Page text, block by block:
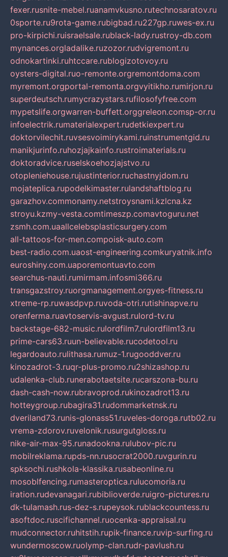
fexer.rusnite-mebel.ruanamvkusno.rutechnosaratov.ru
0sporte.ru9rota-game.rubigbad.ru227gp.ruwes-ex.ru
pro-kirpichi.ruisraelsale.rublack-lady.rustroy-db.com
mynances.orgladalike.ruzozor.rudvigremont.ru
odnokartinki.ruhtccare.rublogizotovoy.ru
oysters-digital.ruo-remonte.orgremontdoma.com
myremont.orgportal-remonta.orgvyitikho.rumirjon.ru
superdeutsch.rumycrazystars.rufilosofyfree.com
mypetslife.orgwarren-buffett.orggreleon.comsp-or.ru
infoelectrik.rumaterialexpert.rudetkiexpert.ru
doktorvilechit.ruvsesvoimirykami.ruinstrumentgid.ru
manikjurinfo.ruhozjajkainfo.rustroimaterials.ru
doktoradvice.ruselskoehozjajstvo.ru
otopleniehouse.rujustinterior.ruchastnyjdom.ru
mojateplica.rupodelkimaster.rulandshaftblog.ru
garazhov.commonamy.netstroysnami.kzlcna.kz
stroyu.kzmy-vesta.comtimeszp.comavtoguru.net
zsmh.com.uaallcelebsplasticsurgery.com
all-tattoos-for-men.compoisk-auto.com
best-radio.com.uaost-engineering.comkuryatnik.info
euroshiny.com.uaporemontuavto.com
searchus-nauti.rumirmam.infosmi366.ru
transgazstroy.ruorgmanagement.orgyes-fitness.ru
xtreme-rp.ruwasdpvp.ruvoda-otri.rutishinapve.ru
orenferma.ruavtoservis-avgust.rulord-tv.ru
backstage-682-music.rulordfilm7.rulordfilm13.ru
prime-cars63.ruun-believable.rucodetool.ru
legardoauto.rulithasa.rumuz-1.rugooddver.ru
kinozadrot-3.ruqr-plus-promo.ru2shizashop.ru
udalenka-club.runerabotaetsite.rucarszona-bu.ru
dash-cash-now.rubravoprod.rukinozadrot13.ru
hotteygroup.rubagira31.rudommarketnsk.ru
dveriland73.runis-glonass51.ruveles-doroga.rutb02.ru
vrema-zdorov.ruvelonik.rusurgutgloss.ru
nike-air-max-95.runadookna.rulubov-pic.ru
mobilreklama.rupds-nn.rusocrat2000.ruvgurin.ru
spksochi.rushkola-klassika.rusabeonline.ru
mosoblfencing.rumasteroptica.rulucomoria.ru
iration.rudevanagari.rubiblioverde.ruigro-pictures.ru
dk-tulamash.rus-dez-s.rupeysok.rublackcountess.ru
asoftdoc.ruscifichannel.ruocenka-appraisal.ru
mudconnector.ruhitstih.rupik-finance.ruvip-surfing.ru
wundermoscow.ruolymp-clan.rudr-pavlush.ru